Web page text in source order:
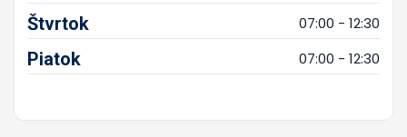
Štvrtok 07:00 - 12:30
Piatok 07:00 - 12:30